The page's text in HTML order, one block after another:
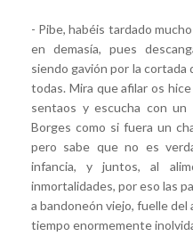
- Pibe, habéis tardado
en demasía, pues
siendo gavión por la cortada
todas. Mira que afilar os
sentaos y escucha con
Borges como si fuera un
pero sabe que no es
infancia, y juntos, al
inmortalidades, por eso las
a bandoneón viejo, fuelle del
tiempo enormemente